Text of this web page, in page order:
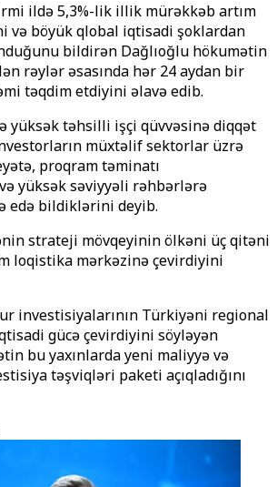
ildə 5,3%-lik illik mürəkkəb artım
və böyük qlobal iqtisadi şoklardan
bildirən Dağlıoğlu hökumətin
rəylər əsasında hər 24 aydan bir
təqdim etdiyini əlavə edib.
yüksək təhsilli işçi qüvvəsinə diqqət
müxtəlif sektorlar üzrə
proqram təminatı
yüksək səviyyəli rəhbərlərə
edə bildiklərini deyib.
strateji mövqeyinin ölkəni üç qitəni
loqistika mərkəzinə çevirdiyini
investisiyalarının Türkiyəni regional
gücə çevirdiyini söyləyən
bu yaxınlarda yeni maliyyə və
təşviqləri paketi açıqladığını